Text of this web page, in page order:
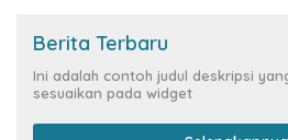
Berita Terbaru
Ini adalah contoh judul deskripsi
sesuaikan pada widget